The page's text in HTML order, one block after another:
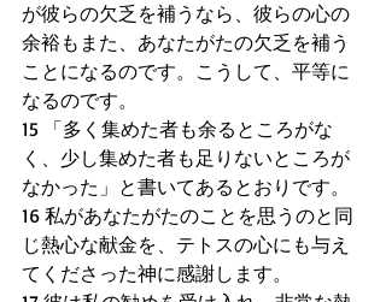
が彼らの欠乏を補うなら、彼らの心の
余裕もまた、あなたがたの欠乏を補う
ことになるのです。こうして、平等に
なるのです。
15 「多く集めた者も余るところがな
く、少し集めた者も足りないところが
なかった」と書いてあるとおりです。
16 私があなたがたのことを思うのと同
じ熱心な献金を、テトスの心にも与え
てくださった神に感謝します。